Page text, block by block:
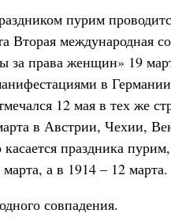
пурим
Вторая международная
за права женщин» 19
в
12 мая в тех же
в Австрии, Чехии,
праздника
а в 1914 – 12 марта.
совпадения.